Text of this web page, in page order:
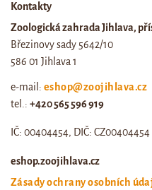
Kontakty
Zoologická zahrada Jihlava,
Březinovy sady 5642/10
586 01 Jihlava 1
e-mail: eshop@zoojihlava.cz
tel.: +420 565 596 919
IČ: 00404454, DIČ: CZ00404454
eshop.zoojihlava.cz
Zásady ochrany osobních